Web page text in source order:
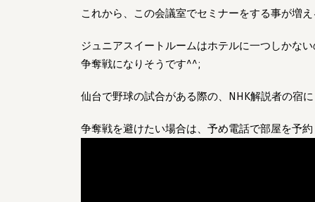
これから、この会議室でセミナーをする事が増
ジュニアスイートルームはホテルに一つしかな
争奪戦になりそうです^^;
仙台で野球の試合がある際の、NHK解説者の宿
争奪戦を避けたい場合は、予め電話で部屋を予